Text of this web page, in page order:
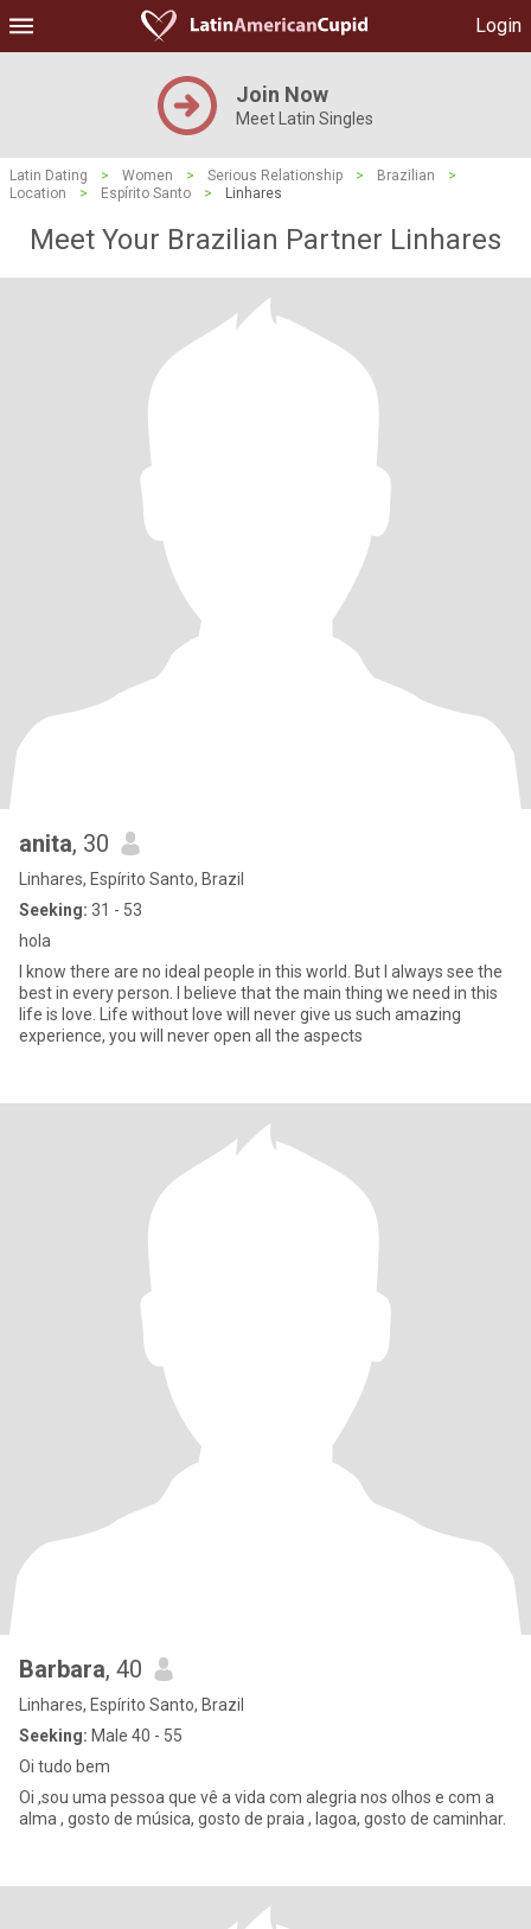
Login
Join Now
Meet Latin Singles
Latin Dating > Women > Serious Relationship > Brazilian
>
Location
> Espírito Santo > Linhares
Meet Your Brazilian Partner Linhares
anita, 30
Linhares, Espírito Santo, Brazil
Seeking: 31 - 53
hola
I know there are no ideal people in this world. But I always see the
best in every person. I believe that the main thing we need in this
life is love. Life without love will never give us such amazing
experience, you will never open all the aspects
Barbara, 40
Linhares, Espírito Santo, Brazil
Seeking: Male 40 - 55
Oi tudo bem
Oi ,sou uma pessoa que vê a vida com alegria nos olhos e com a
alma , gosto de música, gosto de praia , lagoa, gosto de caminhar.